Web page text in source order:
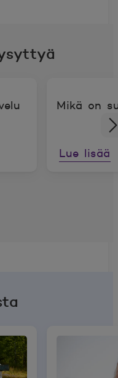
Mikä on
Lue lisää